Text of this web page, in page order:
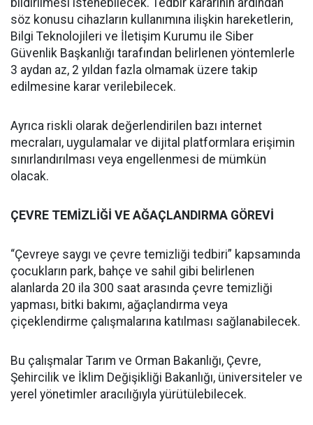
bildirilmesi istenebilecek. Tedbir kararının ardından
söz konusu cihazların kullanımına ilişkin hareketlerin,
Bilgi Teknolojileri ve İletişim Kurumu ile Siber
Güvenlik Başkanlığı tarafından belirlenen yöntemlerle
3 aydan az, 2 yıldan fazla olmamak üzere takip
edilmesine karar verilebilecek.
Ayrıca riskli olarak değerlendirilen bazı internet
mecraları, uygulamalar ve dijital platformlara erişimin
sınırlandırılması veya engellenmesi de mümkün
olacak.
ÇEVRE TEMİZLİĞİ VE AĞAÇLANDIRMA GÖREVİ
“Çevreye saygı ve çevre temizliği tedbiri” kapsamında
çocukların park, bahçe ve sahil gibi belirlenen
alanlarda 20 ila 300 saat arasında çevre temizliği
yapması, bitki bakımı, ağaçlandırma veya
çiçeklendirme çalışmalarına katılması sağlanabilecek.
Bu çalışmalar Tarım ve Orman Bakanlığı, Çevre,
Şehircilik ve İklim Değişikliği Bakanlığı, üniversiteler ve
yerel yönetimler aracılığıyla yürütülebilecek.